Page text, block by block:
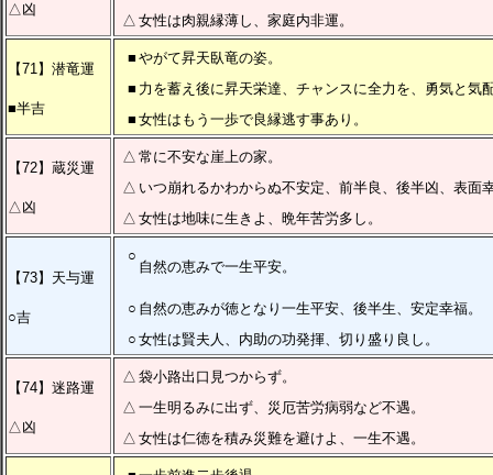
△凶
△ 女性は肉親縁薄し、家庭内非運。
【71】潜竜運
■半吉
■ やがて昇天臥竜の姿。
■ 力を蓄え後に昇天栄達、チャンスに全力を、勇気と気
■ 女性はもう一歩で良縁逃す事あり。
【72】蔵災運
△凶
△ 常に不安な崖上の家。
△ いつ崩れるかわからぬ不安定、前半良、後半凶、表面
△ 女性は地味に生きよ、晩年苦労多し。
【73】天与運
○吉
○
自然の恵みで一生平安。
○ 自然の恵みが徳となり一生平安、後半生、安定幸福。
○ 女性は賢夫人、内助の功発揮、切り盛り良し。
【74】迷路運
△凶
△ 袋小路出口見つからず。
△ 一生明るみに出ず、災厄苦労病弱など不遇。
△ 女性は仁徳を積み災難を避けよ、一生不遇。